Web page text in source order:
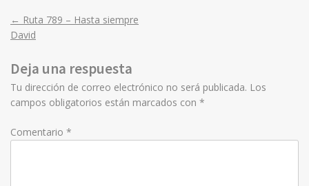
Post
navigation
← Ruta 789 – Hasta siempre
David
Deja una respuesta
Tu dirección de correo electrónico no será publicada. Los
campos obligatorios están marcados con *
Comentario *